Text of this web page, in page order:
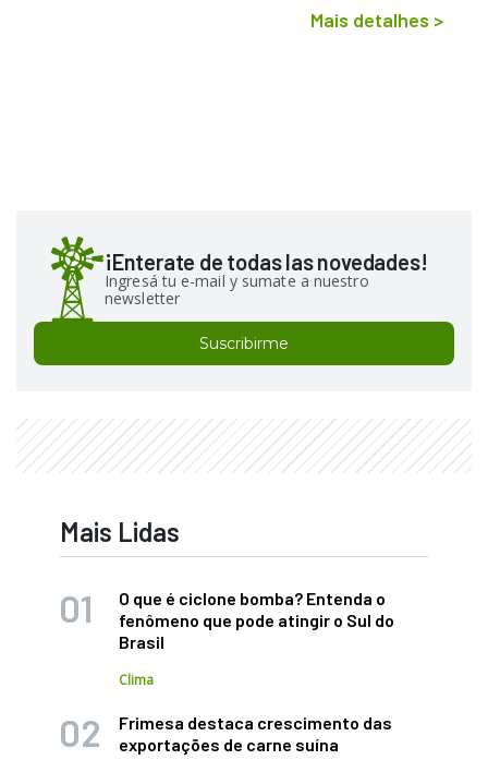
Mais detalhes >
¡Enterate de todas las novedades!
Ingresá tu e-mail y sumate a nuestro
newsletter
Suscribirme
Mais Lidas
O que é ciclone bomba? Entenda o
fenômeno que pode atingir o Sul do
Brasil
Clima
Frimesa destaca crescimento das
exportações de carne suína